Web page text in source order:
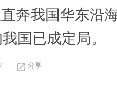
奔我国华东沿
国已成定局。
分享